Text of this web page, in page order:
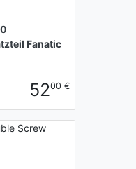
Fanatic
5200 €